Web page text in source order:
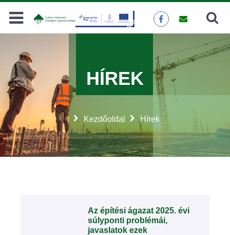
Keresés
Kezdőoldal Hírek
HÍREK
Az építési ágazat 2025. évi
súlyponti problémái,
javaslatok ezek